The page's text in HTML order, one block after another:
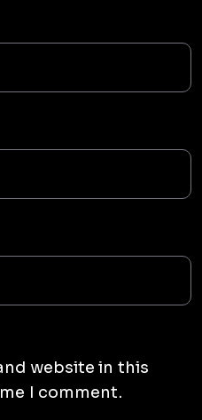
website in this
I comment.